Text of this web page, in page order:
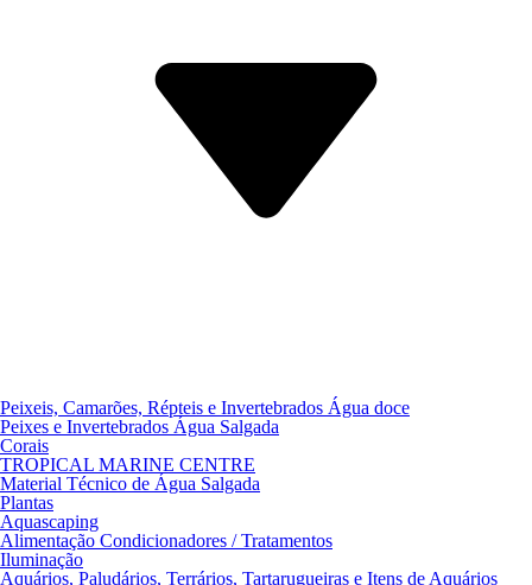
Peixeis, Camarões, Répteis e Invertebrados Água doce
Peixes e Invertebrados Água Salgada
Corais
TROPICAL MARINE CENTRE
Material Técnico de Água Salgada
Plantas
Aquascaping
Alimentação Condicionadores / Tratamentos
Iluminação
Aquários, Paludários, Terrários, Tartarugueiras e Itens de Aquários